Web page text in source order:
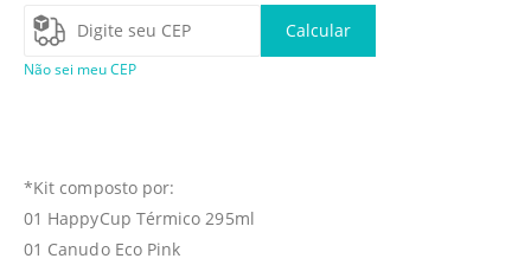
Calcular
Não sei meu CEP
*Kit composto por:
01 HappyCup Térmico 295ml
01 Canudo Eco Pink